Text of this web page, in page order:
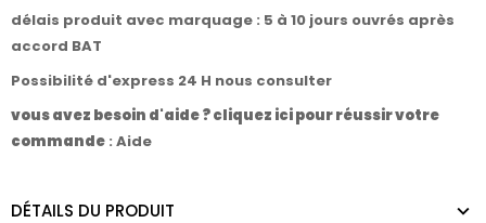
délais produit avec marquage : 5 à 10 jours ouvrés après
accord BAT
Possibilité d'express 24 H nous consulter
vous avez besoin d'aide ? cliquez ici pour réussir votre
commande : Aide
DÉTAILS DU PRODUIT